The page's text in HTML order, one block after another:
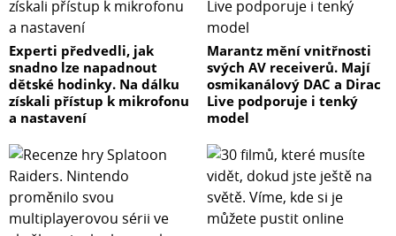
Experti předvedli, jak
snadno lze napadnout
dětské hodinky. Na dálku
získali přístup k mikrofonu
a nastavení
Marantz mění vnitřnosti
svých AV receiverů. Mají
osmikanálový DAC a Dirac
Live podporuje i tenký
model